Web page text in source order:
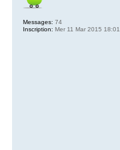
Messages: 74
Inscription: Mer 11 Mar 2015 18:01